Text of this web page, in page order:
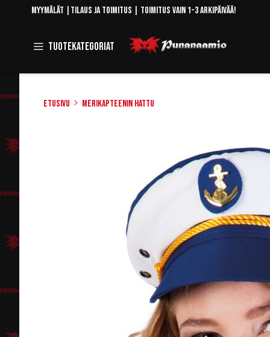
Skip
Myymälät Tilaus ja toimitus | Toimitus vain 1-3 arkipäivää!
Tuotekategoriat Toggle
Navigation
Etusivu Merikapteenin hattu